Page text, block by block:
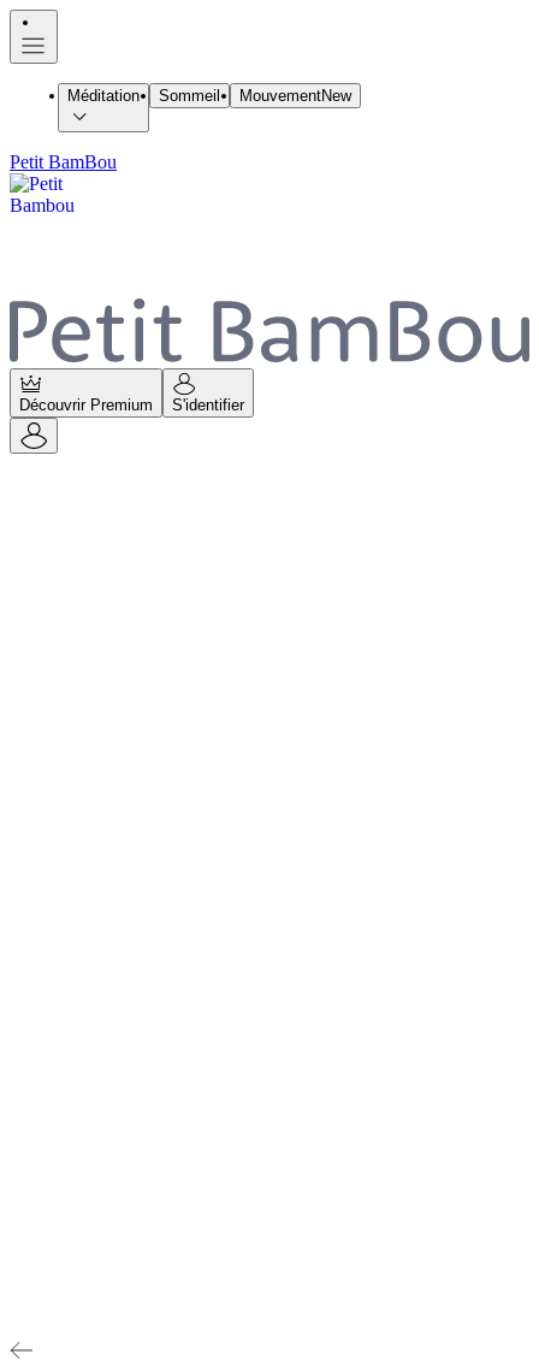
Méditation Sommeil MouvementNew
Petit BamBou
Découvrir Premium S'identifier